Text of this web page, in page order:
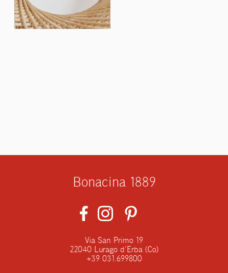
Bonacina 1889
Via San Primo 19
22040 Lurago d’Erba (Co)
+39 031.699800